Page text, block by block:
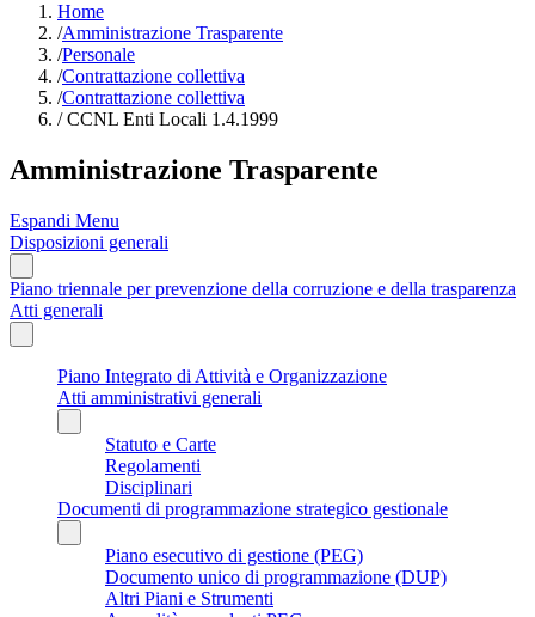
Home
/Amministrazione Trasparente
/Personale
/Contrattazione collettiva
/Contrattazione collettiva
/CCNL Enti Locali 1.4.1999
Amministrazione Trasparente
Espandi Menu
Disposizioni generali
Piano triennale per prevenzione della corruzione e della trasparenza
Atti generali
Piano Integrato di Attività e Organizzazione
Atti amministrativi generali
Statuto e Carte
Regolamenti
Disciplinari
Documenti di programmazione strategico gestionale
Piano esecutivo di gestione (PEG)
Documento unico di programmazione (DUP)
Altri Piani e Strumenti